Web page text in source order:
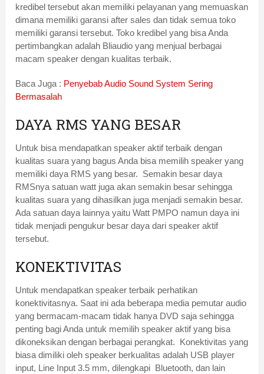
kredibel tersebut akan memiliki pelayanan yang memuaskan
dimana memiliki garansi after sales dan tidak semua toko
memiliki garansi tersebut. Toko kredibel yang bisa Anda
pertimbangkan adalah Bliaudio yang menjual berbagai
macam speaker dengan kualitas terbaik.
Baca Juga : Penyebab Audio Sound System Sering
Bermasalah
DAYA RMS YANG BESAR
Untuk bisa mendapatkan speaker aktif terbaik dengan
kualitas suara yang bagus Anda bisa memilih speaker yang
memiliki daya RMS yang besar. Semakin besar daya
RMSnya satuan watt juga akan semakin besar sehingga
kualitas suara yang dihasilkan juga menjadi semakin besar.
Ada satuan daya lainnya yaitu Watt PMPO namun daya ini
tidak menjadi pengukur besar daya dari speaker aktif
tersebut.
KONEKTIVITAS
Untuk mendapatkan speaker terbaik perhatikan
konektivitasnya. Saat ini ada beberapa media pemutar audio
yang bermacam-macam tidak hanya DVD saja sehingga
penting bagi Anda untuk memilih speaker aktif yang bisa
dikoneksikan dengan berbagai perangkat. Konektivitas yang
biasa dimiliki oleh speaker berkualitas adalah USB player
input, Line Input 3.5 mm, dilengkapi Bluetooth, dan lain